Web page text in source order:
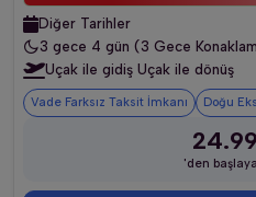
Diğer Tarihler
3 gece 4 gün (3 Gece
Uçak ile gidiş Uçak ile dönüş
Vade Farksız Taksit İmkanı Doğu
'den